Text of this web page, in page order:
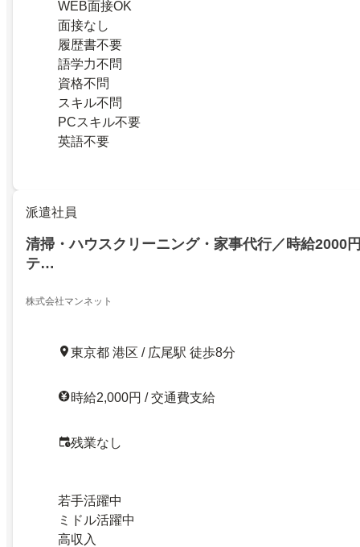
WEB面接OK
面接なし
履歴書不要
語学力不問
資格不問
スキル不問
PCスキル不要
英語不要
派遣社員
清掃・ハウスクリーニング・家事代行／時給2000
テ…
株式会社マンネット
東京都 港区 / 広尾駅 徒歩8分
時給2,000円 / 交通費支給
残業なし
若手活躍中
ミドル活躍中
高収入